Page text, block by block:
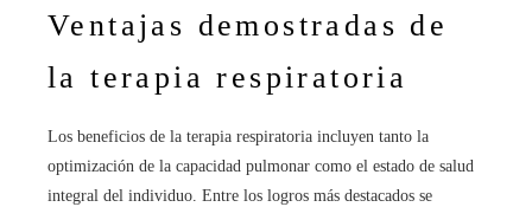
Ventajas demostradas de
la terapia respiratoria
Los beneficios de la terapia respiratoria incluyen tanto la
optimización de la capacidad pulmonar como el estado de salud
integral del individuo. Entre los logros más destacados se